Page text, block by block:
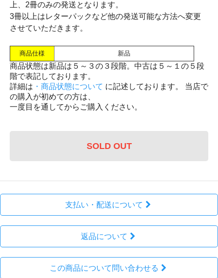
上、2冊のみの発送となります。
3冊以上はレターパックなど他の発送可能な方法へ変更
させていただきます。
商品仕様 新品
商品状態は新品は５～３の３段階。中古は５～１の５段
階で表記しております。
詳細は ・商品状態について に記述しております。 当店で
の購入が初めての方は、
一度目を通してからご購入ください。
SOLD OUT
支払い・配送について
返品について
この商品について問い合わせる